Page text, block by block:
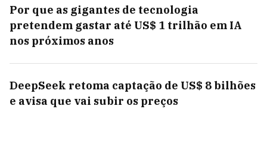
Por que as gigantes de tecnologia
pretendem gastar até US$ 1 trilhão em IA
nos próximos anos
DeepSeek retoma captação de US$ 8 bilhões
e avisa que vai subir os preços